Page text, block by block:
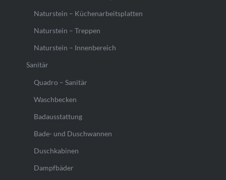
Naturstein – Küchenarbeitsplatten
Naturstein – Treppen
Naturstein – Innenbereich
Sanitär
Quadro – Sanitär
Waschbecken
Badausstattung
Bade- und Duschwannen
Duschkabinen
Dampfbäder